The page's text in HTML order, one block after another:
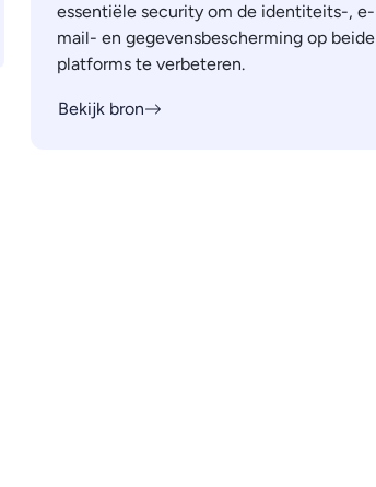
essentiële security om de identiteits-, e-
mail- en gegevensbescherming op beide
platforms te verbeteren.
Bekijk bron